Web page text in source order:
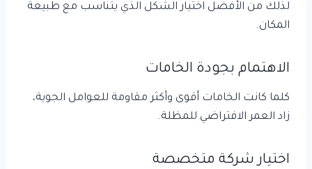
لذلك من الأفضل اختيار الشكل الذي يتناسب مع طبيعة
المكان.
الاهتمام بجودة الخامات
كلما كانت الخامات أقوى وأكثر مقاومة للعوامل الجوية،
زاد العمر الافتراضي للمظلة.
اختيار شركة متخصصة